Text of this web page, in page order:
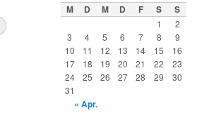
M D M D F S S
1
2
3
4 5 6 7 8
9
10
11 12 13 14 15
16
17
18 19 20 21 22
23
24
25 26 27 28 29
30
31
« Apr.